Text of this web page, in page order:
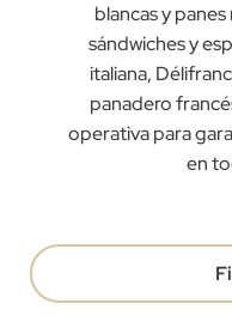
blancas y
sándwiches y
italiana,
panadero
operativa para
en